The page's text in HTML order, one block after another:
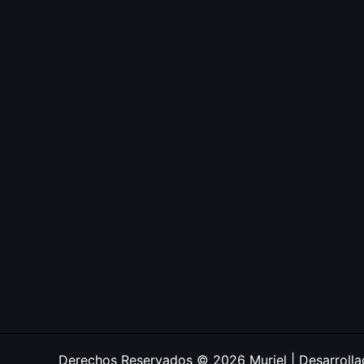
Derechos Reservados © 2026 Muriel |